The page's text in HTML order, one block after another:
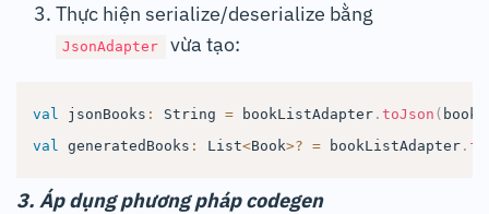
Thực hiện serialize/deserialize bằng
JsonAdapter vừa tạo:
val jsonBooks : String = bookListAdapter. toJson ( books
val generatedBooks : List<Book>? = bookListAdapter.
3. Áp dụng phương pháp codegen